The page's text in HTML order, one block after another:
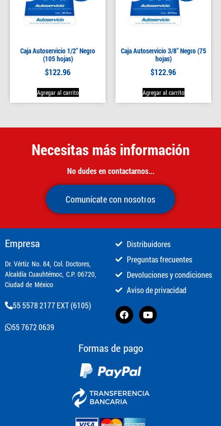
Caja Autoservicio 1/2″ Negro
(105 hojas)
$122.96
Agregar al carrito
Caja Autoservicio 3/8″ Negro (75
hojas)
$122.96
Agregar al carrito
Necesitas más información
No dudes en contactarnos...
Comunícate con nosotros
Empresa
​Dr. Vértiz No. 84, Col. Doctores,
Alcaldía Cuauhtémoc, C.P. 06720,
Ciudad de México
55 5578 2177 EXT (6105)
55 7672 0639
Distribuidores
Preguntas frecuentes
Devoluciones y condiciones
Aviso de privacidad
Formas de pago